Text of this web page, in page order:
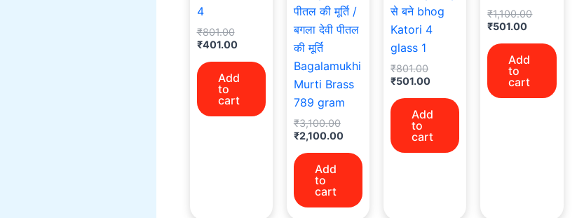
4
₹801.00
₹401.00
Add
to
cart
पीतल की मूर्ति /
बगला देवी पीतल
की मूर्ति
Bagalamukhi
Murti Brass
789 gram
₹3,100.00
₹2,100.00
Add
to
cart
से बने bhog
Katori 4
glass 1
₹801.00
₹501.00
Add
to
cart
₹1,100.00
₹501.00
Add
to
cart